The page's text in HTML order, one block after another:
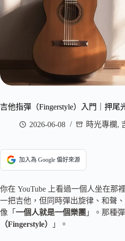
吉他指彈（Fingerstyle）入門｜押尾
2026-06-08 時光專欄,
加入為 Google 偏好來源
你在 YouTube 上看過一個人坐在那
一把吉他，但同時彈出旋律、和聲
像「 一個人就是一個樂團 」。那種
（Fingerstyle）
」。